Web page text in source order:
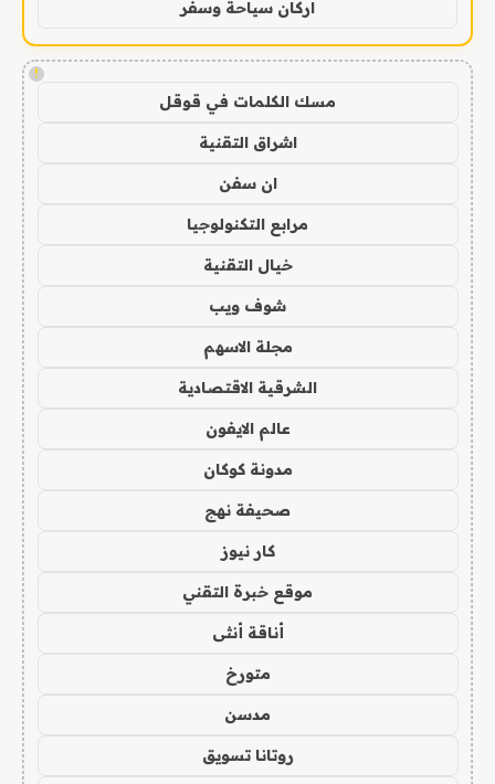
اركان سياحة وسفر
!
مسك الكلمات في قوقل
اشراق التقنية
ان سفن
مرابع التكنولوجيا
خيال التقنية
شوف ويب
مجلة الاسهم
الشرقية الاقتصادية
عالم الايفون
مدونة كوكان
صحيفة نهج
كار نيوز
موقع خبرة التقني
أناقة أنثى
متورخ
مدسن
روتانا تسويق